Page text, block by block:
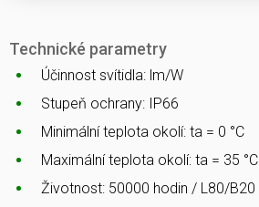
Technické parametry
Účinnost svítidla: lm/W
Stupeň ochrany: IP66
Minimální teplota okolí: ta = 0 °C
Maximální teplota okolí: ta = 35 °C
Životnost: 50000 hodin / L80/B20